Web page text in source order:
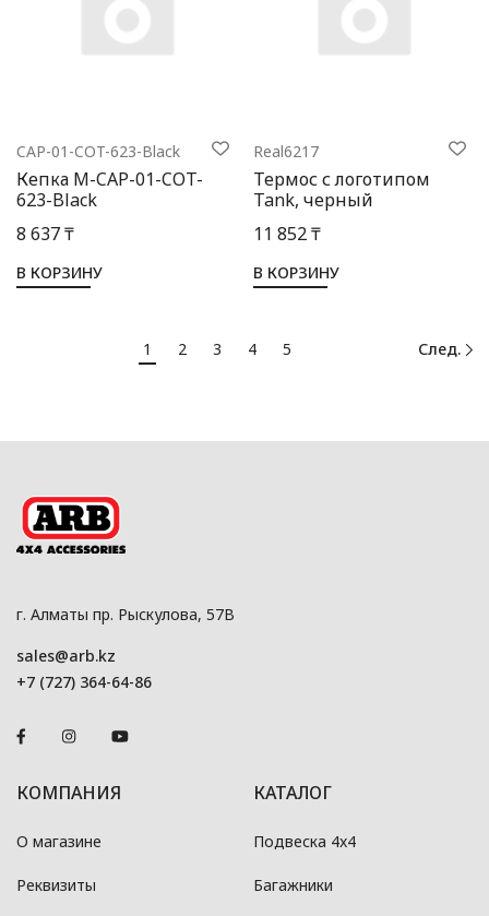
CAP-01-COT-623-Black
Кепка M-CAP-01-COT-
623-Black
8 637 ₸
В КОРЗИНУ
Real6217
Термос с логотипом
Tank, черный
11 852 ₸
В КОРЗИНУ
1 2 3 4 5 След.
г. Алматы пр. Рыскулова, 57В
sales@arb.kz
+7 (727) 364-64-86
КОМПАНИЯ
О магазине
Реквизиты
КАТАЛОГ
Подвеска 4x4
Багажники